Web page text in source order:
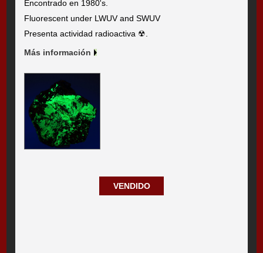
Encontrado en 1980's.
Fluorescent under LWUV and SWUV
Presenta actividad radioactiva ☢.
Más información
VENDIDO